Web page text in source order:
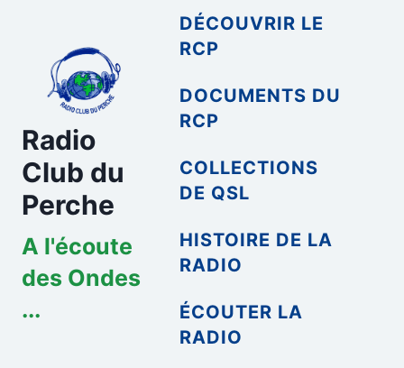
contenu
Radio
Club du
Perche
A l'écoute
des Ondes
...
DÉCOUVRIR LE
RCP
DOCUMENTS DU
RCP
COLLECTIONS
DE QSL
HISTOIRE DE LA
RADIO
ÉCOUTER LA
RADIO